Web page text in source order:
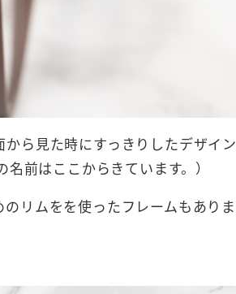
ら見た時にすっきりしたデザイ
前はここからきています。）
リムをを使ったフレームもあり